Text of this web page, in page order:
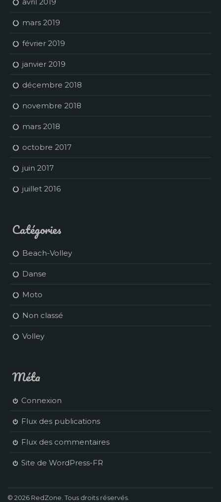
mars 2019
février 2019
janvier 2019
décembre 2018
novembre 2018
mars 2018
octobre 2017
juin 2017
juillet 2016
Catégories
Beach-Volley
Danse
Moto
Non classé
Volley
Méta
Connexion
Flux des publications
Flux des commentaires
Site de WordPress-FR
© 2026 RedZone. Tous droits réservés.